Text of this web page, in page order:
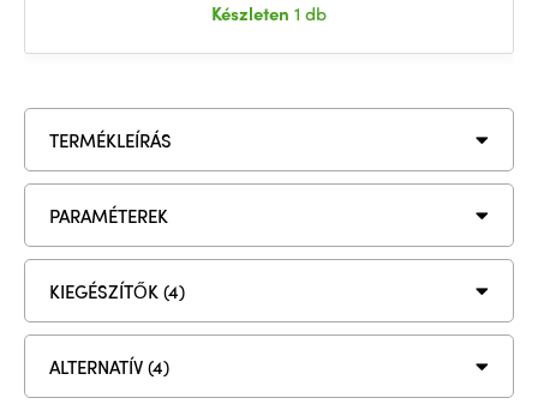
Készleten 1 db
TERMÉKLEÍRÁS
PARAMÉTEREK
KIEGÉSZÍTŐK (4)
ALTERNATÍV (4)